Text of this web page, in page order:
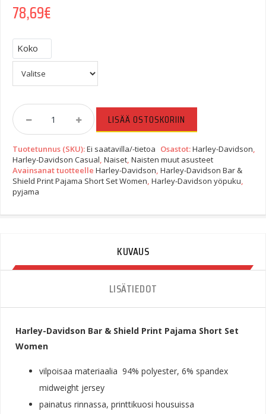
78,69€
Koko
Harley-
Davidson
&
Shield
Print
Pajama
Set
LISÄÄ OSTOSKORIIN
Tuotetunnus (SKU):Ei saatavilla/-tietoa Osastot:Harley-Davidson,
Harley-Davidson Casual, Naiset, Naisten muut asusteet
Avainsanat tuotteelle Harley-Davidson, Harley-Davidson Bar &
Shield Print Pajama Short Set Women, Harley-Davidson yöpuku,
pyjama
KUVAUS
LISÄTIEDOT
Harley-Davidson Bar & Shield Print Pajama Short Set
Women
vilpoisaa materiaalia 94% polyester, 6% spandex
midweight jersey
painatus rinnassa, printtikuosi housuissa